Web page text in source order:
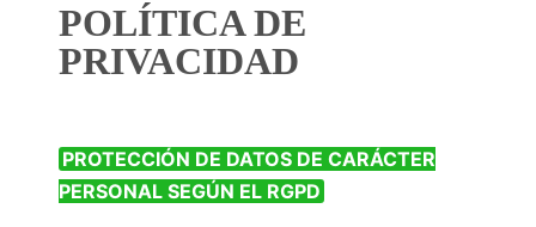
POLÍTICA DE
PRIVACIDAD
PROTECCIÓN DE DATOS DE CARÁCTER
PERSONAL SEGÚN EL RGPD